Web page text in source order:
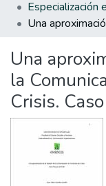
Una
la
Crisis.